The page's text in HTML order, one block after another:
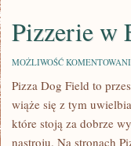
Pizzerie w
MOŻLIWOŚĆ
Pizza Dog Field to
wiąże się z tym
które stoją za dobrze
nastroju. Na stronach